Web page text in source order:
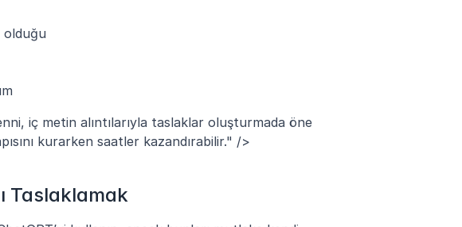
olduğu
iç metin alıntılarıyla taslaklar oluşturmada öne
kurarken saatler kazandırabilir." />
Taslaklamak